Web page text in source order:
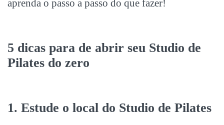
aprenda o passo a passo do que fazer!
5 dicas para de abrir seu Studio de
Pilates do zero
1. Estude o local do Studio de Pilates